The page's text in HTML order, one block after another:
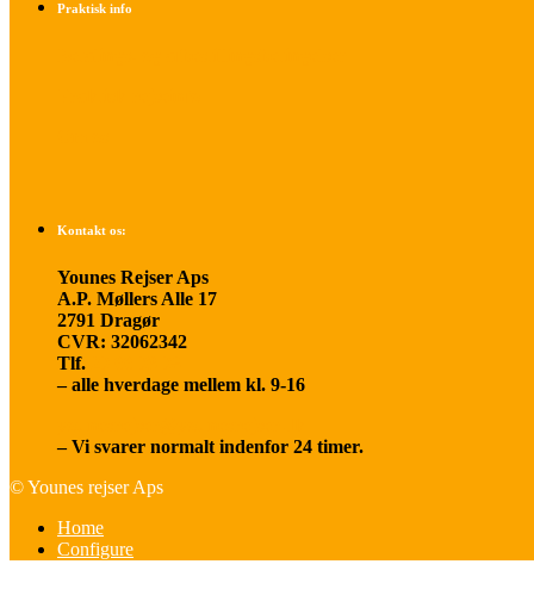
Praktisk info
Kontakt os:
Younes Rejser Aps
A.P. Møllers Alle 17
2791 Dragør
CVR: 32062342
Tlf.
– alle hverdage mellem kl. 9-16
– Vi svarer normalt indenfor 24 timer.
© Younes rejser Aps
Home
Configure